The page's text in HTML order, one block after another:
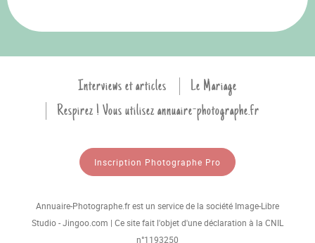
Interviews et articles
Le Mariage
Respirez ! Vous utilisez annuaire-photographe.fr
Inscription Photographe Pro
Annuaire-Photographe.fr est un service de la société Image-Libre
Studio - Jingoo.com | Ce site fait l'objet d'une déclaration à la CNIL
n°1193250